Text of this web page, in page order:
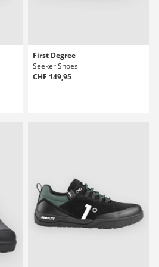
First Degree
Seeker Shoes
CHF 149,95